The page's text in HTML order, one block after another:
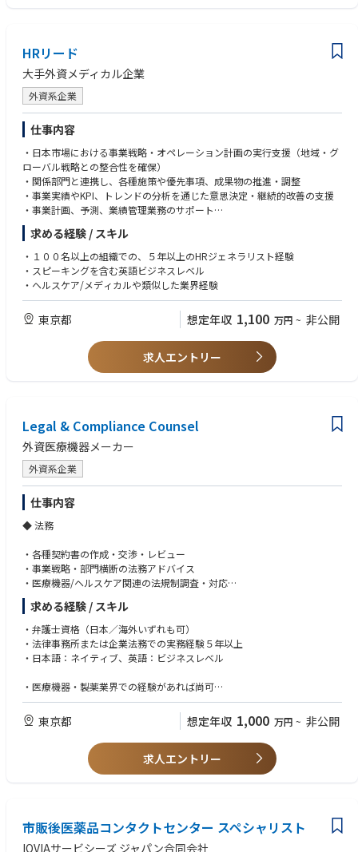
備）を進め、継続的なプロセスの効率化、最適化を推進する。
2. データガバナンスとオペレーショナル・エクセレンス
マスターデータの品質担保: SAP、CRM等の複数システムにおけるマスタ
ーデータのクオリティ基準と管理体制を策定・維持する。特に、これまで
国内になかった「Contract data（契約データ）」マスターの導入を牽引
し、その運用プロセスを確立する。 常に精度の高いマスターデータのみが
End to Endのプロセスにて流通する仕組みを作ることで、データ起因によ
る請求エラーや物流トラブルを未然に防ぐ。
ポリシー・プロセスの新規策定: Material masterやCustomer masterのメン
テナンスを適切に行うための、新しいポリシーや業務プロセスの設計・構
築をリードする。
プロセスの最適化（内部統制・コンプライアンス対応）: 値引計算や請求
等の処理において内部統制を遵守し、不正や誤謬のない堅牢なオペレーシ
ョンフローを維持・改善する。
システム障害・イレギュラー対応の指揮: 各業務システム間のデータ連携
エラー発生時における、根本原因の特定と迅速なリカバリー策の決定（保
守ベンダーマネジメントも含む）を行う。
3. 戦略的プロジェクトの推進とステークホルダーマネジメント
スターデータの最適化（クレンジング含む）を通して各種社内システムの
運用を確かなものにする。また、EDIとSAPを中継する社内システムをSAP
ェーン）などのシニアリーダーやカウンターパートへ積極的に働きかけ、
緊密に連携することで最適化をリードする。
グローバルとの連携: グローバルのデータガバナンスポリシーや基幹シス
テムの要求事項を理解し、日本のビジネスや法的背景由来のマネジメント
プロセスの説明責任とデータの正確性に関する結果責任を果たし、グロー
バルポリシーに則りかつ国内オペレーションにフィットするプロセスをオ
ーナーシップをもって実施する。
リューション）および業界特有の値引（仕切、リベート等）の慣行に関す
る深い知識。
チェンジマネジメント経験: 業務プロセスの自動化（RPA導入など）、シス
テム刷新、または組織変更のチェンジマネジメントをリードした経験。
【求める人物像】
リーダーシップと対人影響力: 複雑な利害関係が絡むデータ管理におい
て、論理的かつ粘り強く他部門と交渉し、合意を形成できる方。
高い倫理観と責任感: 財務およびコンプライアンスに直結するデータを扱
うため、妥協のない正確性とガバナンス意識を持てる方。
変革へのマインドセット: 現状の「マニュアル処理」を維持するだけでな
く、最新のデジタルツールやAIを駆使し新しい観点で変革をリードできる
方。
ビジネス洞察力と問題解決力: 変化が早いビジネス環境にて、ステークホ
ルダーの多い複雑な問題の本質を素早く理解し、チームのアクションに変
換できる洞察力と応用力を発揮できる方。
HRリード
大手外資メディカル企業
外資系企業
仕事内容
・日本市場における事業戦略・オペレーション計画の実行支援（地域・グ
ローバル戦略との整合性を確保）
・関係部門と連携し、各種施策や優先事項、成果物の推進・調整
・事業実績やKPI、トレンドの分析を通じた意思決定・継続的改善の支援
・事業計画、予測、業績管理業務のサポート
・ガバナンス、コンプライアンス、内部統制要件の遵守推進
・組織変革、業務プロセス改善、業務効率化施策の支援
・経営層や主要ステークホルダー向けのレポート・資料作成およびインサ
イト提供
求める経験 / スキル
・１００名以上の組織での、５年以上のHRジェネラリスト経験
・スピーキングを含む英語ビジネスレベル
・ヘルスケア/メディカルや類似した業界経験
東京都 想定年収 1,100 万円 ~ 非公開
求人エントリー
Legal & Compliance Counsel
外資医療機器メーカー
外資系企業
仕事内容
◆ 法務
・各種契約書の作成・交渉・レビュー
・事業戦略・部門横断の法務アドバイス
・医療機器/ヘルスケア関連の法規制調査・対応
・外部弁護士との連携、契約ワークフロー改善
・全社の法務相談、知財保護
◆ コンプライアンス
・社内調査のサポート、HCP対応の監査
・第三者DD、リスク評価・モニタリング
・コンプライアンス委員会・懲戒委員会対応
求める経験 / スキル
・弁護士資格（日本／海外いずれも可）
・法律事務所または企業法務での実務経験５年以上
・日本語：ネイティブ、英語：ビジネスレベル
・医療機器・製薬業界での経験があれば尚可
・高いコミュニケーション力・調整力
・倫理観が高く、ビジネスに主体的に関われる方
東京都 想定年収 1,000 万円 ~ 非公開
求人エントリー
市販後医薬品コンタクトセンター スペシャリスト
IQVIAサービシーズ ジャパン合同会社